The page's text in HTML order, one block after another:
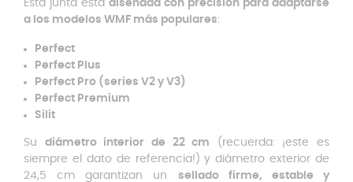
Esta junta está diseñada con precisión para adaptarse
a los modelos WMF más populares:
Perfect
Perfect Plus
Perfect Pro (series V2 y V3)
Perfect Premium
Silit
Su diámetro interior de 22 cm (recuerda: ¡este es
siempre el dato de referencia!) y diámetro exterior de
24,5 cm garantizan un sellado firme, estable y